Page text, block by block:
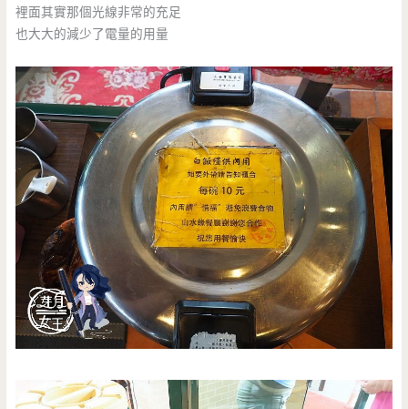
裡面其實那個光線非常的充足
也大大的減少了電量的用量